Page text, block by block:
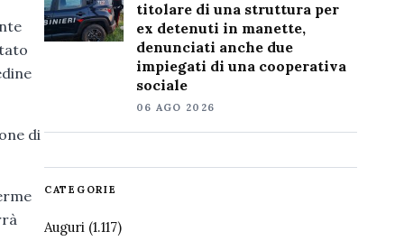
di
titolare di una struttura per
ex detenuti in manette,
denunciati anche due
impiegati di una cooperativa
sociale
06 AGO 2026
CATEGORIE
Auguri(1.117)